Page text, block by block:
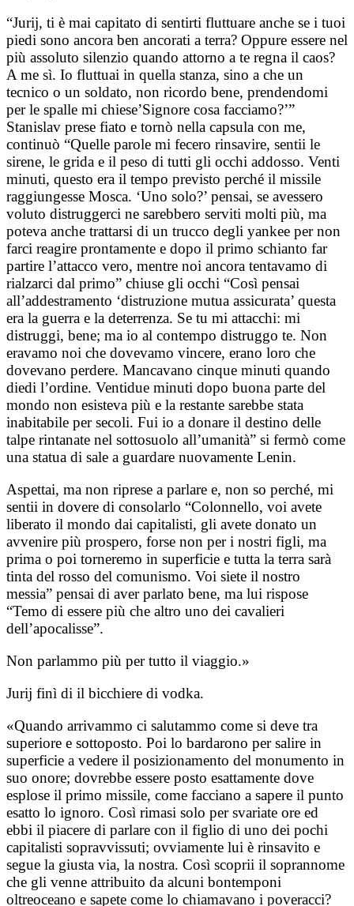
“Jurij, ti è mai capitato di sentirti fluttuare anche se i tuoi
piedi sono ancora ben ancorati a terra? Oppure essere nel
più assoluto silenzio quando attorno a te regna il caos?
A me sì. Io fluttuai in quella stanza, sino a che un
tecnico o un soldato, non ricordo bene, prendendomi
per le spalle mi chiese’Signore cosa facciamo?’”
Stanislav prese fiato e tornò nella capsula con me,
continuò “Quelle parole mi fecero rinsavire, sentii le
sirene, le grida e il peso di tutti gli occhi addosso. Venti
minuti, questo era il tempo previsto perché il missile
raggiungesse Mosca. ‘Uno solo?’ pensai, se avessero
voluto distruggerci ne sarebbero serviti molti più, ma
poteva anche trattarsi di un trucco degli yankee per non
farci reagire prontamente e dopo il primo schianto far
partire l’attacco vero, mentre noi ancora tentavamo di
rialzarci dal primo” chiuse gli occhi “Così pensai
all’addestramento ‘distruzione mutua assicurata’ questa
era la guerra e la deterrenza. Se tu mi attacchi: mi
distruggi, bene; ma io al contempo distruggo te. Non
eravamo noi che dovevamo vincere, erano loro che
dovevano perdere. Mancavano cinque minuti quando
diedi l’ordine. Ventidue minuti dopo buona parte del
mondo non esisteva più e la restante sarebbe stata
inabitabile per secoli. Fui io a donare il destino delle
talpe rintanate nel sottosuolo all’umanità” si fermò come
una statua di sale a guardare nuovamente Lenin.
Aspettai, ma non riprese a parlare e, non so perché, mi
sentii in dovere di consolarlo “Colonnello, voi avete
liberato il mondo dai capitalisti, gli avete donato un
avvenire più prospero, forse non per i nostri figli, ma
prima o poi torneremo in superficie e tutta la terra sarà
tinta del rosso del comunismo. Voi siete il nostro
messia” pensai di aver parlato bene, ma lui rispose
“Temo di essere più che altro uno dei cavalieri
dell’apocalisse”.
Non parlammo più per tutto il viaggio.»
Jurij finì di il bicchiere di vodka.
«Quando arrivammo ci salutammo come si deve tra
superiore e sottoposto. Poi lo bardarono per salire in
superficie a vedere il posizionamento del monumento in
suo onore; dovrebbe essere posto esattamente dove
esplose il primo missile, come facciano a sapere il punto
esatto lo ignoro. Così rimasi solo per svariate ore ed
ebbi il piacere di parlare con il figlio di uno dei pochi
capitalisti sopravvissuti; ovviamente lui è rinsavito e
segue la giusta via, la nostra. Così scoprii il soprannome
che gli venne attribuito da alcuni bontemponi
oltreoceano e sapete come lo chiamavano i poveracci?